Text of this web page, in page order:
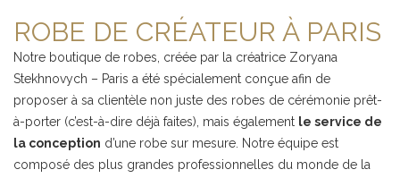
ROBE DE CRÉATEUR À PARIS
Notre boutique de robes, créée par la créatrice Zoryana
Stekhnovych – Paris a été spécialement conçue afin de
proposer à sa clientèle non juste des robes de cérémonie prêt-
à-porter (c’est-à-dire déjà faites), mais également le service de
la conception d’une robe sur mesure. Notre équipe est
composé des plus grandes professionnelles du monde de la